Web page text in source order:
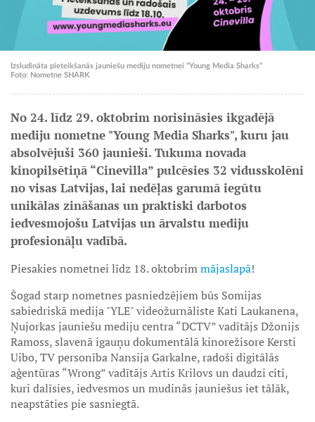
Izsludināta pieteikšanās jauniešu mediju nometnei “Young Media Sharks”
Foto: Nometne SHARK
No 24. līdz 29. oktobrim norisināsies ikgadējā
mediju nometne "Young Media Sharks", kuru jau
absolvējuši 360 jaunieši. Tukuma novada
kinopilsētiņā “Cinevilla” pulcēsies 32 vidusskolēni
no visas Latvijas, lai nedēļas garumā iegūtu
unikālas zināšanas un praktiski darbotos
iedvesmojošu Latvijas un ārvalstu mediju
profesionāļu vadībā.
Piesakies nometnei līdz 18. oktobrimmājaslapā!
Šogad starp nometnes pasniedzējiem būs Somijas
sabiedriskā medija "YLE" videožurnāliste Kati Laukanena,
Ņujorkas jauniešu mediju centra “DCTV” vadītājs Džonijs
Ramoss, slavenā igauņu dokumentālā kinorežisore Kersti
Uibo, TV personība Nansija Garkalne, radoši digitālās
aģentūras “Wrong” vadītājs Artis Krilovs un daudzi citi,
kuri dalīsies, iedvesmos un mudinās jauniešus iet tālāk,
neapstāties pie sasniegtā.